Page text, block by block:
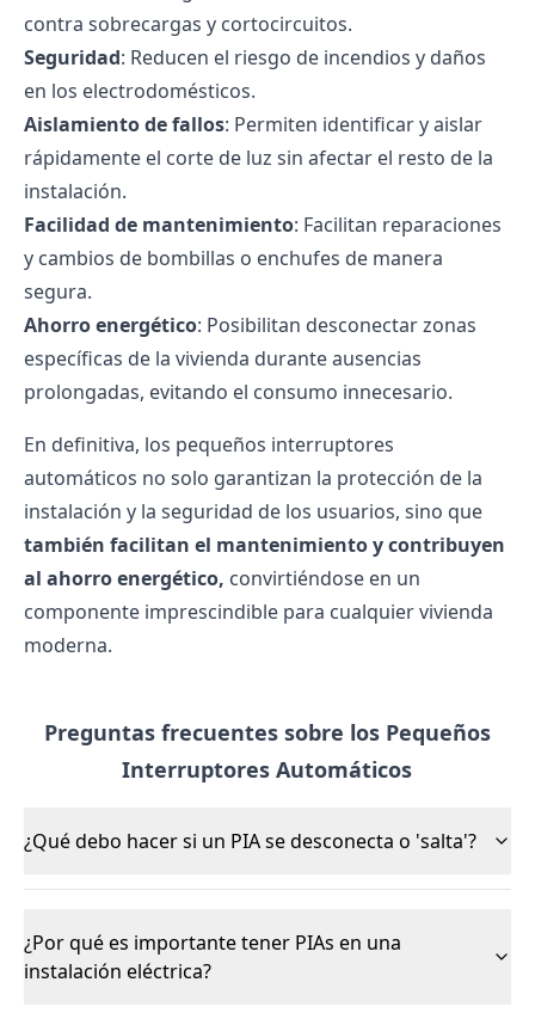
contra sobrecargas y cortocircuitos.
Seguridad: Reducen el riesgo de incendios y daños
en los electrodomésticos.
Aislamiento de fallos: Permiten identificar y aislar
rápidamente el corte de luz sin afectar el resto de la
instalación.
Facilidad de mantenimiento: Facilitan reparaciones
y cambios de bombillas o enchufes de manera
segura.
Ahorro energético: Posibilitan desconectar zonas
específicas de la vivienda durante ausencias
prolongadas, evitando el consumo innecesario.
En definitiva, los pequeños interruptores
automáticos no solo garantizan la protección de la
instalación y la seguridad de los usuarios, sino que
también facilitan el mantenimiento y contribuyen
al ahorro energético, convirtiéndose en un
componente imprescindible para cualquier vivienda
moderna.
Preguntas frecuentes sobre los Pequeños
Interruptores Automáticos
¿Qué debo hacer si un PIA se desconecta o 'salta'?
¿Por qué es importante tener PIAs en una
instalación eléctrica?